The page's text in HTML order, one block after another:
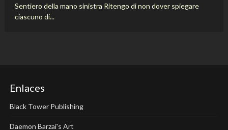
Sentiero della mano sinistra Ritengo di non dover spiegare
ciascuno di...
Enlaces
Black Tower Publishing
Daemon Barzai's Art